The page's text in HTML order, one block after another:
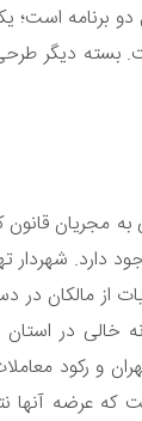
برنامه است؛
دیگر طرحی
خالی به مجریان
مالکان در
شوند. مطابق آمار سال ۱۳۹۵
و رکود
عرضه آنها